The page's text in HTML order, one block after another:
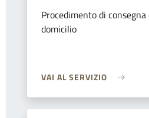
Procedimento di consegna
domicilio
VAI AL SERVIZIO